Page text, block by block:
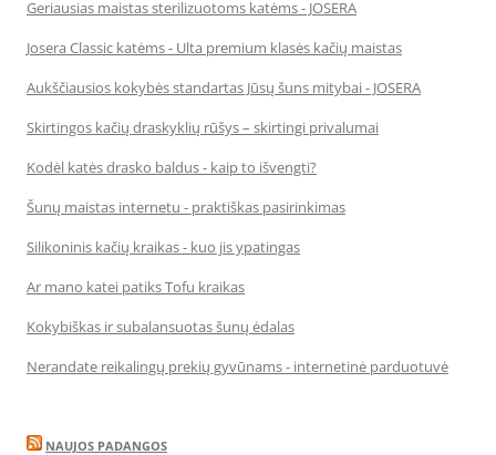
Geriausias maistas sterilizuotoms katėms - JOSERA
Josera Classic katėms - Ulta premium klasės kačių maistas
Aukščiausios kokybės standartas Jūsų šuns mitybai - JOSERA
Skirtingos kačių draskyklių rūšys – skirtingi privalumai
Kodėl katės drasko baldus - kaip to išvengti?
Šunų maistas internetu - praktiškas pasirinkimas
Silikoninis kačių kraikas - kuo jis ypatingas
Ar mano katei patiks Tofu kraikas
Kokybiškas ir subalansuotas šunų ėdalas
Nerandate reikalingų prekių gyvūnams - internetinė parduotuvė
NAUJOS PADANGOS